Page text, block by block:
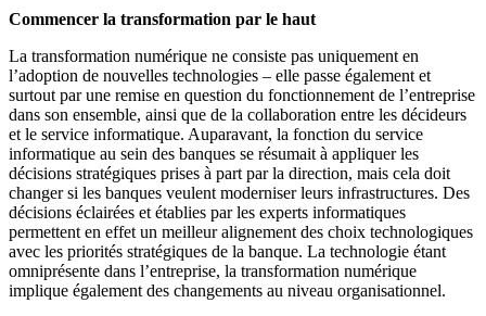
Commencer la transformation par le haut
La transformation numérique ne consiste pas uniquement en
l’adoption de nouvelles technologies – elle passe également et
surtout par une remise en question du fonctionnement de l’entreprise
dans son ensemble, ainsi que de la collaboration entre les décideurs
et le service informatique. Auparavant, la fonction du service
informatique au sein des banques se résumait à appliquer les
décisions stratégiques prises à part par la direction, mais cela doit
changer si les banques veulent moderniser leurs infrastructures. Des
décisions éclairées et établies par les experts informatiques
permettent en effet un meilleur alignement des choix technologiques
avec les priorités stratégiques de la banque. La technologie étant
omniprésente dans l’entreprise, la transformation numérique
implique également des changements au niveau organisationnel.